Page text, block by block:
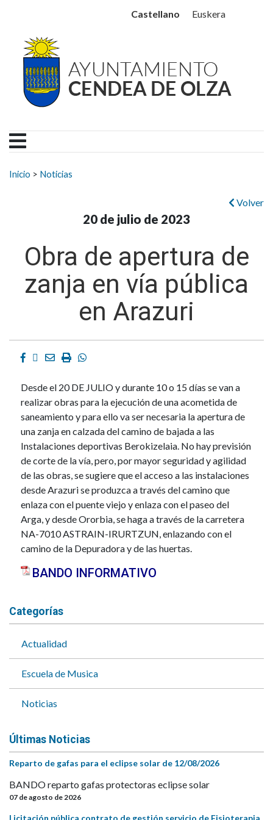
Ayuntamiento Cendea
Castellano Euskera
Buscar:
Inicio > Noticias
Volver
20 de julio de 2023
Obra de apertura de
zanja en vía pública
en Arazuri
Facebook
Twitter
EmailImprimirWhatsapp
Desde el 20 DE JULIO y durante 10 o 15 días se van a
realizar obras para la ejecución de una acometida de
saneamiento y para ello va ser necesaria la apertura de
una zanja en calzada del camino de bajada a las
Instalaciones deportivas Berokizelaia. No hay previsión
de corte de la vía, pero, por mayor seguridad y agilidad
de las obras, se sugiere que el acceso a las instalaciones
desde Arazuri se produzca a través del camino que
enlaza con el puente viejo y enlaza con el paseo del
Arga, y desde Ororbia, se haga a través de la carretera
NA-7010 ASTRAIN-IRURTZUN, enlazando con el
camino de la Depuradora y de las huertas.
BANDO INFORMATIVO
Categorías
Actualidad
Escuela de Musica
Noticias
Últimas Noticias
Reparto de gafas para el eclipse solar de 12/08/2026
BANDO reparto gafas protectoras eclipse solar
07 de agosto de 2026
Licitación pública contrato de gestión servicio de Fisioterapia